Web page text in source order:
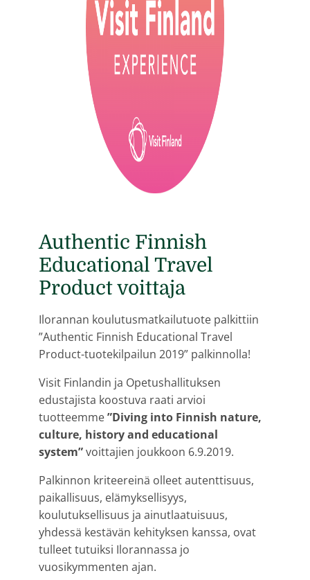
Authentic Finnish
Educational Travel
Product voittaja
Ilorannan koulutusmatkailutuote palkittiin
”Authentic Finnish Educational Travel
Product-tuotekilpailun 2019” palkinnolla!
Visit Finlandin ja Opetushallituksen
edustajista koostuva raati arvioi
tuotteemme”Diving into Finnish nature,
culture, history and educational
system”voittajien joukkoon 6.9.2019.
Palkinnon kriteereinä olleet autenttisuus,
paikallisuus, elämyksellisyys,
koulutuksellisuus ja ainutlaatuisuus,
yhdessä kestävän kehityksen kanssa, ovat
tulleet tutuiksi Ilorannassa jo
vuosikymmenten ajan.